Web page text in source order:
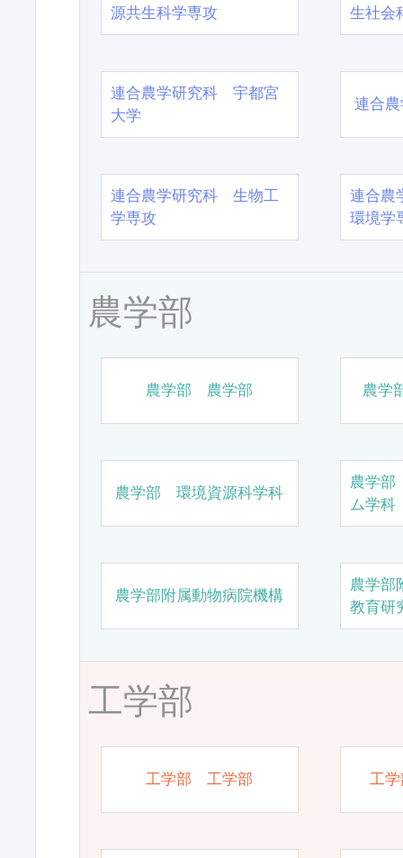
源共生科学専攻
生社会
連合農学研究科 宇都宮
大学
連合
連合農学研究科 生物工
学専攻
連合農
環境学
農学部
農学部 農学部 農学
農学部 環境資源科学科
農学
ム学科
農学部附属動物病院機構
農学部
教育研
工学部
工学部 工学部 工